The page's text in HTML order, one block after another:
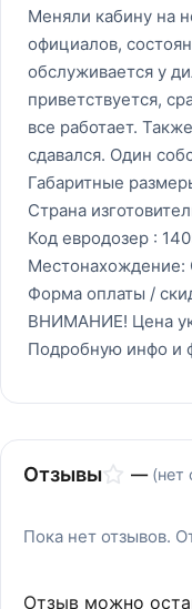
Меняли кабину на
официалов,
обслуживается у
приветствуется,
все работает.
сдавался. Один
Габаритные
Страна
Код евродозер :
Местонахождение:
Форма оплаты /
ВНИМАНИЕ! Цена
Подробную инфо и
Отзывы — (нет
Пока нет отзывов.
Отзыв можно